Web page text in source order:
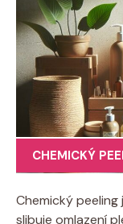
CHEMICKÝ
Chemický
slibuje omlazení